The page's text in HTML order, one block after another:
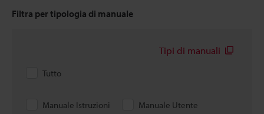
Filtra per tipologia di manuale
Tipi di manuali
Tutto
Manuale Istruzioni
Manuale Utente